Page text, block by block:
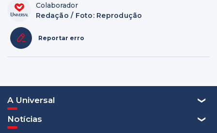
Colaborador
Redação / Foto: Reprodução
Reportar erro
A Universal
Notícias